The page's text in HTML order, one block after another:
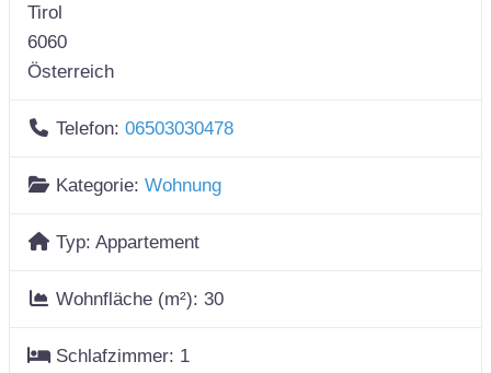
Tirol
6060
Österreich
Telefon:06503030478
Kategorie:Wohnung
Typ:Appartement
Wohnfläche (m²):30
Schlafzimmer: 1